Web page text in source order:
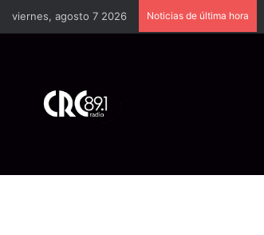
viernes, agosto 7 2026 Noticias de última hora